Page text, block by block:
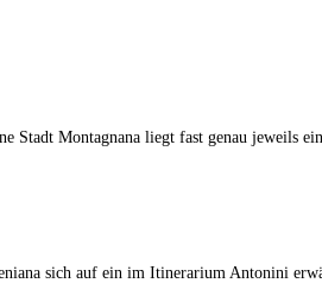
Montagnana liegt fast genau jeweils
sich auf ein im Itinerarium Antonini